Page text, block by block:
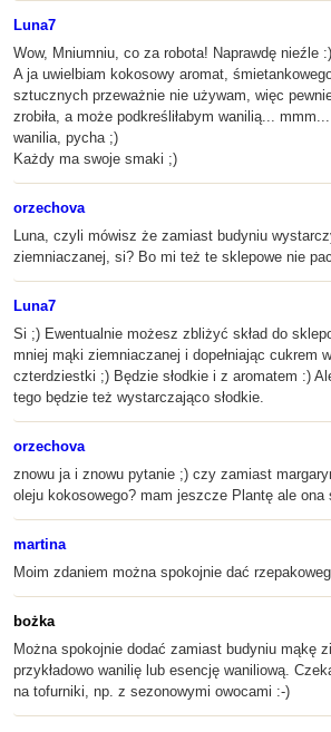
Luna7
Wow, Mniumniu, co za robota! Naprawdę nieźle :)
A ja uwielbiam kokosowy aromat,
sztucznych przeważnie nie używam, więc
zrobiła, a może podkreśliłabym wanilią...
wanilia, pycha ;)
Każdy ma swoje smaki ;)
orzechova
Luna, czyli mówisz że zamiast budyniu
ziemniaczanej, si? Bo mi też te sklepowe nie
Luna7
Si ;) Ewentualnie możesz zbliżyć skład do
mniej mąki ziemniaczanej i dopełniając cukrem
czterdziestki ;) Będzie słodkie i z aromatem :)
tego będzie też wystarczająco słodkie.
orzechova
znowu ja i znowu pytanie ;) czy zamiast
oleju kokosowego? mam jeszcze Plantę ale ona
martina
Moim zdaniem można spokojnie dać
bożka
Można spokojnie dodać zamiast budyniu mąkę
przykładowo wanilię lub esencję waniliową.
na tofurniki, np. z sezonowymi owocami :-)